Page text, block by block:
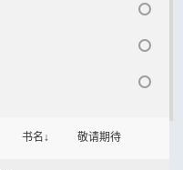
书名↓ 敬请期待